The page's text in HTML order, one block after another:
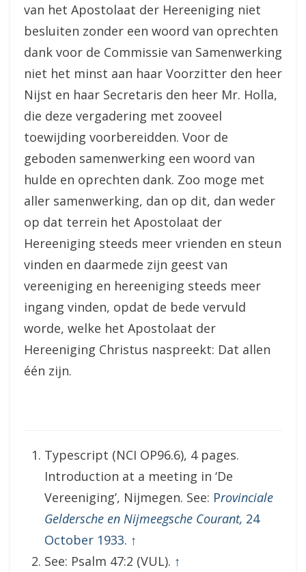
van het Apostolaat der Hereeniging niet
besluiten zonder een woord van oprechten
dank voor de Commissie van Samenwerking
niet het minst aan haar Voorzitter den heer
Nijst en haar Secretaris den heer Mr. Holla,
die deze vergadering met zooveel
toewijding voorbereidden. Voor de
geboden samenwerking een woord van
hulde en oprechten dank. Zoo moge met
aller samenwerking, dan op dit, dan weder
op dat terrein het Apostolaat der
Hereeniging steeds meer vrienden en steun
vinden en daarmede zijn geest van
vereeniging en hereeniging steeds meer
ingang vinden, opdat de bede vervuld
worde, welke het Apostolaat der
Hereeniging Christus naspreekt: Dat allen
één zijn.
Typescript (NCI OP96.6), 4 pages.
Introduction at a meeting in ‘De
Vereeniging’, Nijmegen. See: Provinciale
Geldersche en Nijmeegsche Courant, 24
October 1933. ↑
See: Psalm 47:2 (VUL). ↑